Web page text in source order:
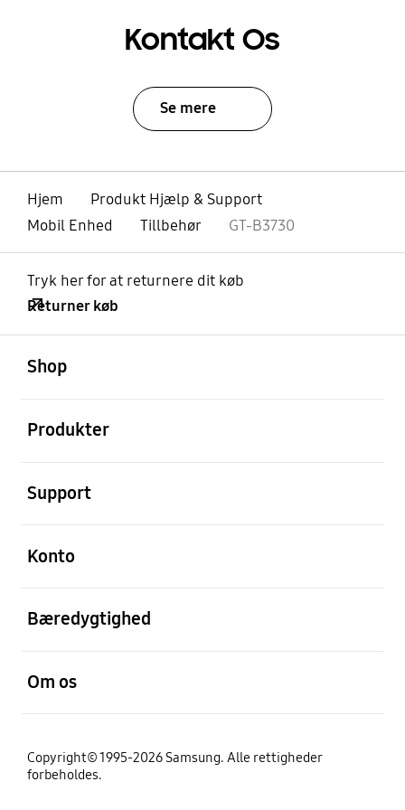
Kontakt Os
Se mere
Hjem
Produkt Hjælp & Support
Mobil Enhed
Tillbehør GT-B3730
Tryk her for at returnere dit køb
Returner køb
Shop
Produkter
Support
Konto
Bæredygtighed
Om os
Copyright© 1995-2026 Samsung. Alle rettigheder
forbeholdes.